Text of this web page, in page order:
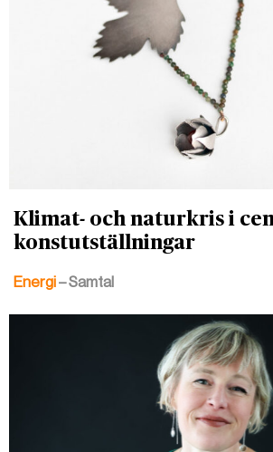
Klimat- och naturkris i
konstutställningar
Energi– Samtal